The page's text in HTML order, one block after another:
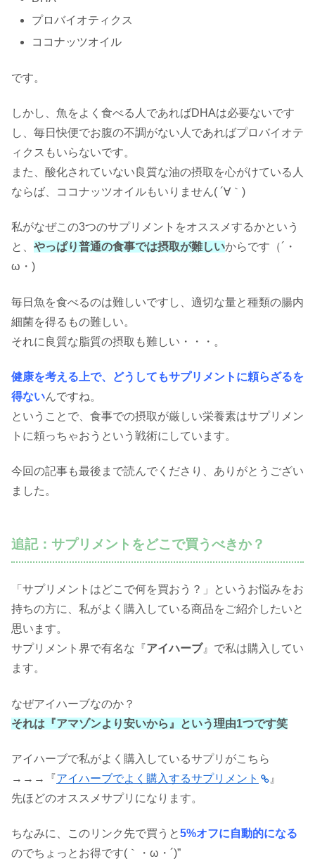
プロバイオティクス
ココナッツオイル
です。
しかし、魚をよく食べる人であればDHAは必要ないです
し、毎日快便でお腹の不調がない人であればプロバイオテ
ィクスもいらないです。
また、酸化されていない良質な油の摂取を心がけている人
ならば、ココナッツオイルもいりません( ´∀｀)
私がなぜこの3つのサプリメントをオススメするかという
と、 やっぱり普通の食事では摂取が難しいからです（´・
ω・)
毎日魚を食べるのは難しいですし、適切な量と種類の腸内
細菌を得るもの難しい。
それに良質な脂質の摂取も難しい・・・。
健康を考える上で、どうしてもサプリメントに頼らざるを
得ないんですね。
ということで、食事での摂取が厳しい栄養素はサプリメン
トに頼っちゃおうという戦術にしています。
今回の記事も最後まで読んでくださり、ありがとうござい
ました。
追記：サプリメントをどこで買うべきか？
「サプリメントはどこで何を買おう？」というお悩みをお
持ちの方に、私がよく購入している商品をご紹介したいと
思います。
サプリメント界で有名な『アイハーブ』で私は購入してい
ます。
なぜアイハーブなのか？
それは『アマゾンより安いから』という理由1つです笑
アイハーブで私がよく購入しているサプリがこちら
→→→『アイハーブでよく購入するサプリメント
』
先ほどのオススメサプリになります。
ちなみに、このリンク先で買うと5%オフに自動的になる
のでちょっとお得です(｀・ω・´)”